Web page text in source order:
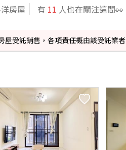
房屋 有 11 人也在關注這間👀
受託銷售，各項責任概由該受託業